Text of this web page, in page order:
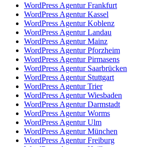
WordPress Agentur Frankfurt
WordPress Agentur Kassel
WordPress Agentur Koblenz
WordPress Agentur Landau
WordPress Agentur Mainz
WordPress Agentur Pforzheim
WordPress Agentur Pirmasens
WordPress Agentur Saarbrücken
WordPress Agentur Stuttgart
WordPress Agentur Trier
WordPress Agentur Wiesbaden
WordPress Agentur Darmstadt
WordPress Agentur Worms
WordPress Agentur Ulm
WordPress Agentur München
WordPress Agentur Freiburg